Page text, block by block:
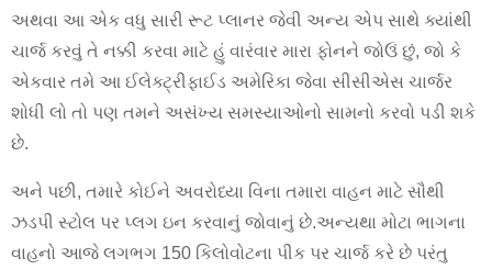
અથવા આ એક વધુ સારી રૂટ પ્લાનર જેવી અન્ય એપ સાથે ક્યાંથી
ચાર્જ કરવું તે નક્કી કરવા માટે હું વારંવાર મારા ફોનને જોઉં છું, જો કે
એકવાર તમે આ ઈલેક્ટ્રીફાઈડ અમેરિકા જેવા સીસીએસ ચાર્જર
શોધી લો તો પણ તમને અસંખ્ય સમસ્યાઓનો સામનો કરવો પડી શકે
છે.
અને પછી, તમારે કોઈને અવરોધ્યા વિના તમારા વાહન માટે સૌથી
ઝડપી સ્ટોલ પર પ્લગ ઇન કરવાનું જોવાનું છે.અન્યથા મોટા ભાગના
વાહનો આજે લગભગ 150 કિલોવોટના પીક પર ચાર્જ કરે છે પરંતુ